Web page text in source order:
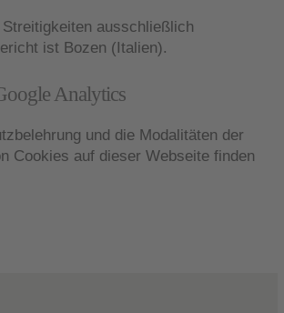
ausschließlich
ist Bozen (Italien).
Analytics
und die Modalitäten der
Cookies auf dieser Webseitefinden